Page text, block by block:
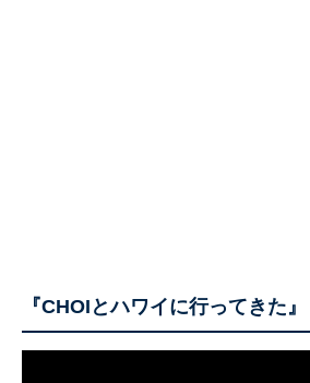
『CHOIとハワイに行ってきた』